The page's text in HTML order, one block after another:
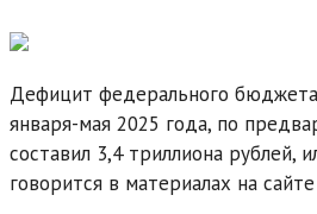
Дефицит федерального
января-мая 2025 года, по
составил 3,4 триллиона рублей,
говорится в материалах на